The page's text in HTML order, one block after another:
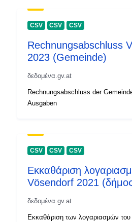
CSV CSV CSV
Rechnungsabschluss
2023 (Gemeinde)
δεδομένα.gv.at
Rechnungsabschluss der
Ausgaben
CSV CSV CSV
Εκκαθάριση
Vösendorf 2021
δεδομένα.gv.at
Εκκαθάριση των λογαριασμών